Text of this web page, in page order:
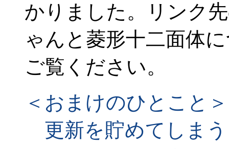
かりました。リンク
ゃんと菱形十二面体
ご覧ください。
＜おまけのひとこと＞
更新を貯めてしま